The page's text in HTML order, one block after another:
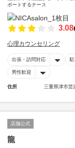
ポートするナース
3.08
心理カウンセリング
出張・訪問対応
男性歓迎
住所 三重県津市芸
店舗公式
龍